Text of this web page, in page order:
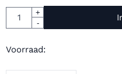
Aantal
+
-
Voorraad: